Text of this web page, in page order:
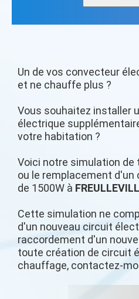
Un de vos convecteur
et ne chauffe plus ?
Vous souhaitez installer
électrique
votre habitation ?
Voici notre simulation
ou le remplacement
de 1500W à
Cette simulation ne
d'un nouveau circuit
raccordement d'un
toute création de circuit
chauffage, contactez-